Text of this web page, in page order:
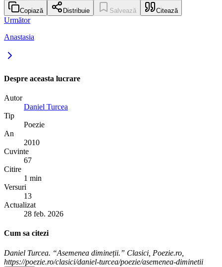
Copiază Distribuie Salvează Citează
Următor
Anastasia
Despre aceasta lucrare
Autor
Daniel Turcea
Tip
Poezie
An
2010
Cuvinte
67
Citire
1 min
Versuri
13
Actualizat
28 feb. 2026
Cum sa citezi
Daniel Turcea. “Asemenea dimineții.” Clasici, Poezie.ro,
https://poezie.ro/clasici/daniel-turcea/poezie/asemenea-diminetii